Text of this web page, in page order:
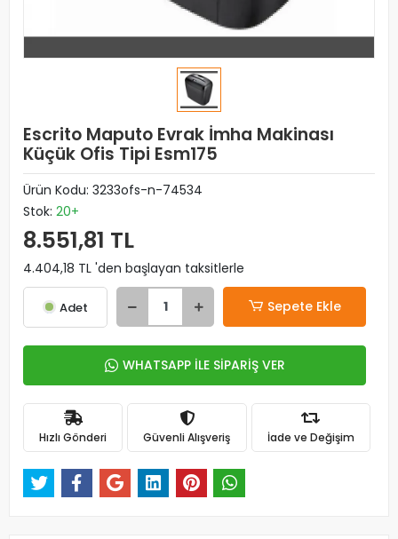
Escrito Maputo Evrak İmha Makinası
Küçük Ofis Tipi Esm175
Ürün Kodu: 3233ofs-n-74534
Stok: 20+
8.551,81 TL
4.404,18 TL 'den başlayan taksitlerle
Adet Sepete Ekle
WHATSAPP İLE SİPARİŞ VER
Hızlı Gönderi Güvenli Alışveriş İade ve Değişim